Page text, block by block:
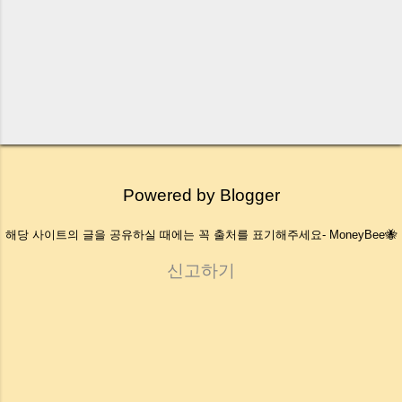
Powered by Blogger
해당 사이트의 글을 공유하실 때에는 꼭 출처를 표기해주세요- MoneyBee🐝
신고하기